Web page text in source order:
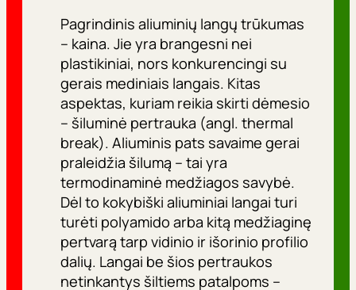
Pagrindinis aliuminių langų trūkumas
– kaina. Jie yra brangesni nei
plastikiniai, nors konkurencingi su
gerais mediniais langais. Kitas
aspektas, kuriam reikia skirti dėmesio
– šiluminė pertrauka (angl. thermal
break). Aliuminis pats savaime gerai
praleidžia šilumą – tai yra
termodinaminė medžiagos savybė.
Dėl to kokybiški aliuminiai langai turi
turėti polyamido arba kitą medžiaginę
pertvarą tarp vidinio ir išorinio profilio
dalių. Langai be šios pertraukos
netinkantys šiltiems patalpoms –